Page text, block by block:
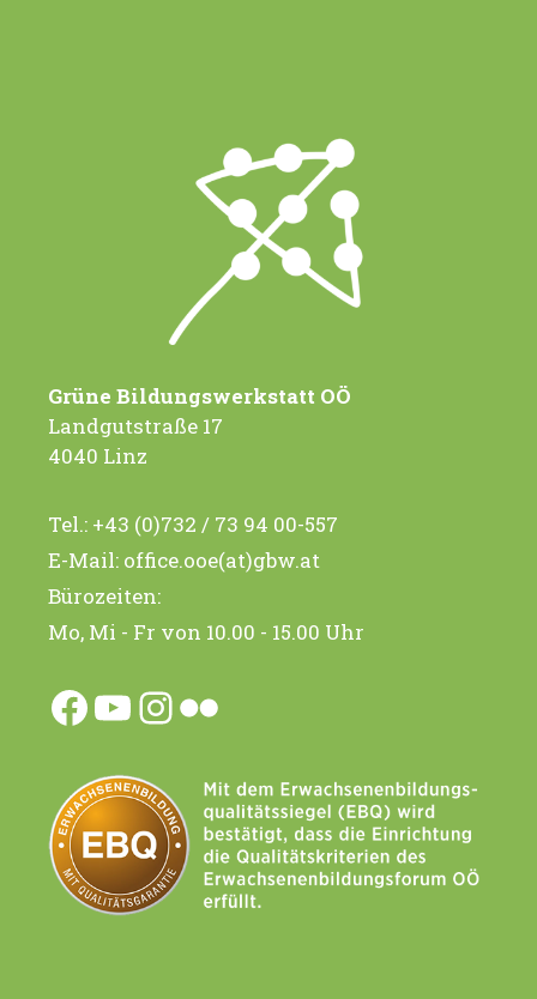
Grüne Bildungswerkstatt OÖ
Landgutstraße 17
4040 Linz
Tel.: +43 (0)732 / 73 94 00-557
E-Mail: office.ooe(at)gbw.at
Bürozeiten:
Mo, Mi - Fr von 10.00 - 15.00 Uhr
Facebook
YouTube
Instagram
Flickr